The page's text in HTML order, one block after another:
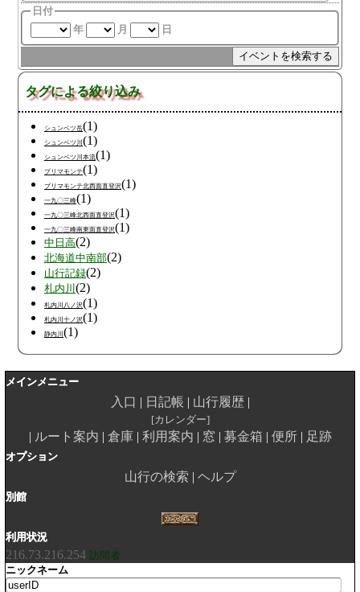
日付
年
月 日
タグによる絞り込み
シュンベツ岳(1)
シュンベツ川 (1)
シュンベツ川本流(1)
プリマモンテ(1)
プリマモンテ北西面直登沢(1)
一九〇三峰(1)
一九〇三峰北西面直登沢(1)
一九〇三峰南東面直登沢(1)
中日高(2)
北海道中南部(2)
山行記録(2)
札内川 (2)
札内川八ノ沢(1)
札内川十ノ沢(1)
静内川 (1)
メインメニュー
入口 日記帳 山行履歴
カレンダー
ルート案内 倉庫 利用案内 窓 募金箱 便所 足跡
オプション
山行の検索 ヘルプ
別館
利用状況
216.73.216.254 訪問者
ニックネーム